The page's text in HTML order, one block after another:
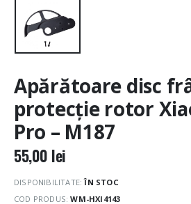
Apărătoare disc
protecție rotor
Pro – M187
55,00 lei
DISPONIBILITATE:ÎN STOC
COD PRODUS:WM-HXI4143